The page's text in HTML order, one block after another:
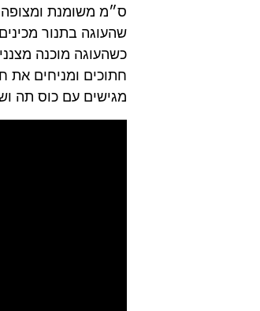
שהעוגה בתנור
כשהעוגה מוכנה
חתוכים ומניחים
מגישים עם כוס תה